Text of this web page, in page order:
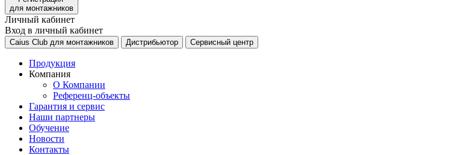
для монтажников
Личный кабинет
Вход в личный кабинет
Caius Club для монтажников Дистрибьютор Сервисный центр
Продукция
Компания
О Компании
Референц-объекты
Гарантия и сервис
Наши партнеры
Обучение
Новости
Контакты